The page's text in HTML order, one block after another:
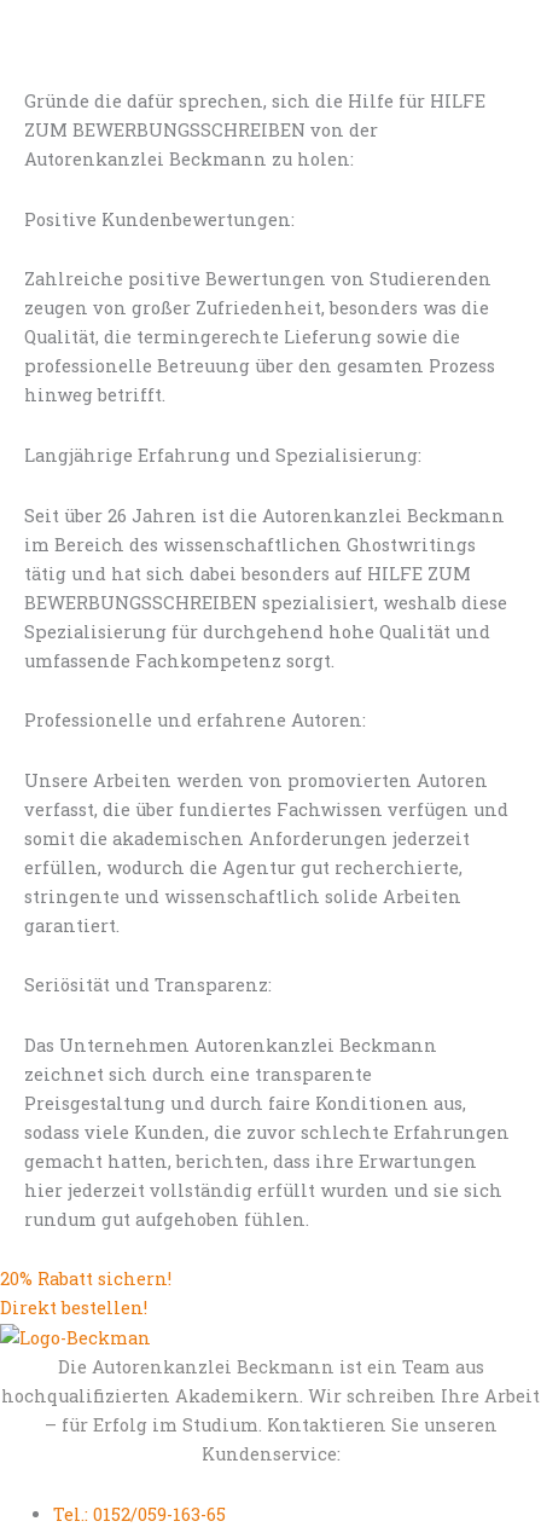
Gründe die dafür sprechen, sich die Hilfe für HILFE
ZUM BEWERBUNGSSCHREIBEN von der
Autorenkanzlei Beckmann zu holen:
Positive Kundenbewertungen:
Zahlreiche positive Bewertungen von Studierenden
zeugen von großer Zufriedenheit, besonders was die
Qualität, die termingerechte Lieferung sowie die
professionelle Betreuung über den gesamten Prozess
hinweg betrifft.
Langjährige Erfahrung und Spezialisierung:
Seit über 26 Jahren ist die Autorenkanzlei Beckmann
im Bereich des wissenschaftlichen Ghostwritings
tätig und hat sich dabei besonders auf HILFE ZUM
BEWERBUNGSSCHREIBEN spezialisiert, weshalb diese
Spezialisierung für durchgehend hohe Qualität und
umfassende Fachkompetenz sorgt.
Professionelle und erfahrene Autoren:
Unsere Arbeiten werden von promovierten Autoren
verfasst, die über fundiertes Fachwissen verfügen und
somit die akademischen Anforderungen jederzeit
erfüllen, wodurch die Agentur gut recherchierte,
stringente und wissenschaftlich solide Arbeiten
garantiert.
Seriösität und Transparenz:
Das Unternehmen Autorenkanzlei Beckmann
zeichnet sich durch eine transparente
Preisgestaltung und durch faire Konditionen aus,
sodass viele Kunden, die zuvor schlechte Erfahrungen
gemacht hatten, berichten, dass ihre Erwartungen
hier jederzeit vollständig erfüllt wurden und sie sich
rundum gut aufgehoben fühlen.
20% Rabatt sichern!
Direkt bestellen!
Die Autorenkanzlei Beckmann ist ein Team aus
hochqualifizierten Akademikern. Wir schreiben Ihre Arbeit
– für Erfolg im Studium. Kontaktieren Sie unseren
Kundenservice:
Tel.: 0152/059-163-65